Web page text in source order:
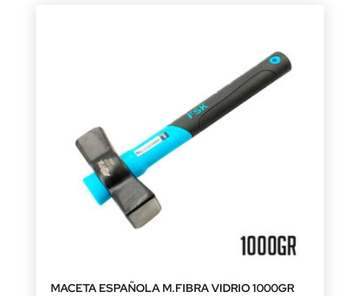
MACETA ESPAÑOLA M.FIBRA VIDRIO 1000GR